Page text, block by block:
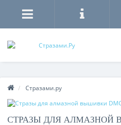
Стразами.ру
СТРАЗЫ ДЛЯ АЛМАЗНОЙ